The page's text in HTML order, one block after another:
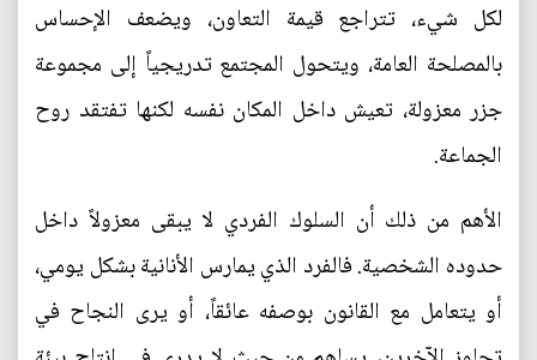
لكل شيء، تتراجع قيمة التعاون، ويضعف الإحساس
بالمصلحة العامة، ويتحول المجتمع تدريجياً إلى مجموعة
جزر معزولة، تعيش داخل المكان نفسه لكنها تفتقد روح
الجماعة.
الأهم من ذلك أن السلوك الفردي لا يبقى معزولاً داخل
حدوده الشخصية. فالفرد الذي يمارس الأنانية بشكل يومي،
أو يتعامل مع القانون بوصفه عائقاً، أو يرى النجاح في